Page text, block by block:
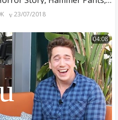
23/07/2018
04:08